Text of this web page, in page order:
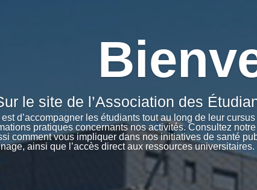
le site de l’Association des
d’accompagner les étudiants tout au long de leur
pratiques concernants nos activités. Consultez
comment vous impliquer dans nos initiatives de santé
ainsi que l’accès direct aux ressources